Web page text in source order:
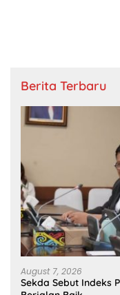
Berita Terbaru
August 7, 2026
Sekda Sebut Indeks